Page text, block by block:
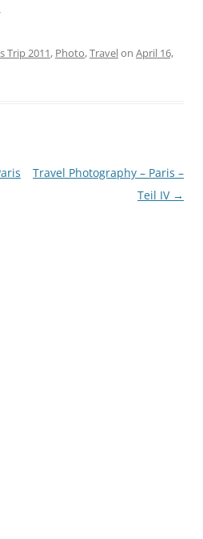
Trip 2011, Photo,Travelon April 16,
Travel Photography – Paris –
Teil IV →